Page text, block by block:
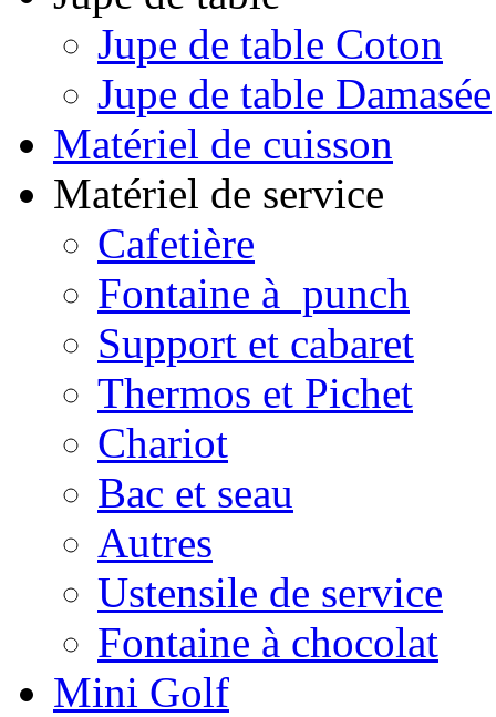
Jupe de table Coton
Jupe de table Damasée
Matériel de cuisson
Matériel de service
Cafetière
Fontaine à punch
Support et cabaret
Thermos et Pichet
Chariot
Bac et seau
Autres
Ustensile de service
Fontaine à chocolat
Mini Golf